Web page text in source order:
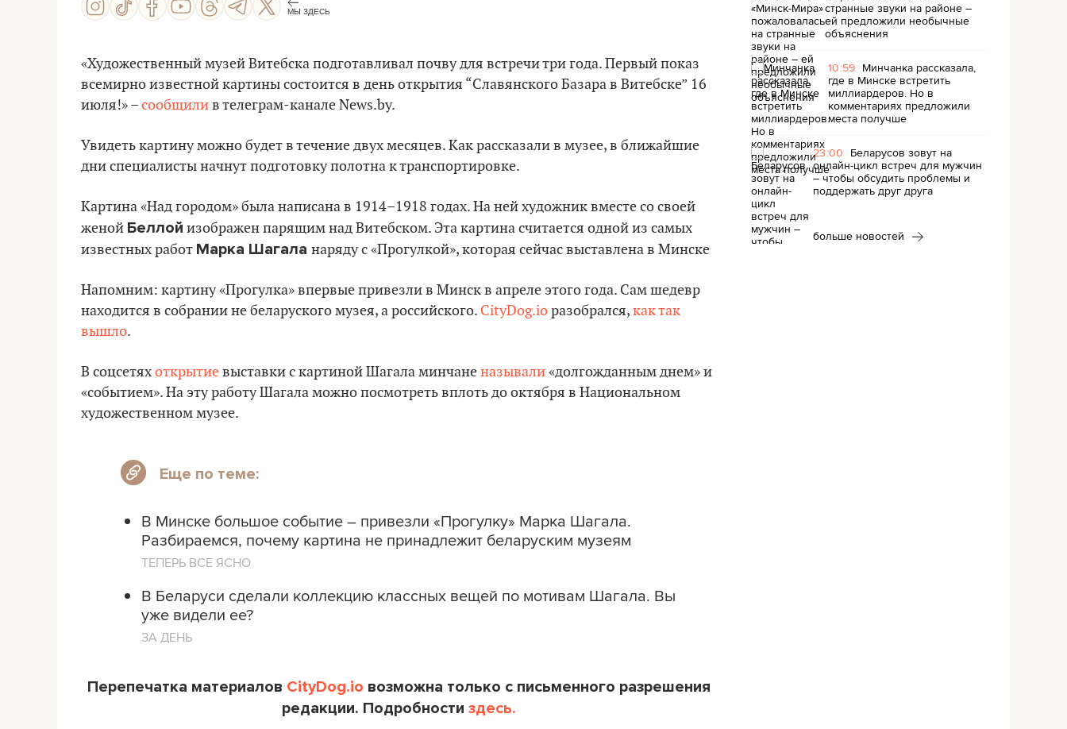
МЫ ЗДЕСЬ
«Художественный музей Витебска подготавливал почву для встречи три года. Первый показ
всемирно известной картины состоится в день открытия “Славянского Базара в Витебске” 16
июля!» –сообщилив телеграм-канале News.by.
Увидеть картину можно будет в течение двух месяцев. Как рассказали в музее, в ближайшие
дни специалисты начнут подготовку полотна к транспортировке.
Картина «Над городом» была написана в 1914–1918 годах. На ней художник вместе со своей
женой Беллой изображен парящим над Витебском. Эта картина считается одной из самых
известных работ Марка Шагала наряду с «Прогулкой», которая сейчас выставлена в Минске
Напомним: картину «Прогулка» впервые привезли в Минск в апреле этого года. Сам шедевр
находится в собрании не беларуского музея, а российского. CityDog.ioразобрался,как так
вышло.
В соцсетяхоткрытиевыставки с картиной Шагала минчаненазывали«долгожданным днем» и
«событием». На эту работу Шагала можно посмотреть вплоть до октября в Национальном
художественном музее.
Еще по теме:
В Минске большое событие – привезли «Прогулку» Марка Шагала.
Разбираемся, почему картина не принадлежит беларуским музеям
ТЕПЕРЬ ВСЕ ЯСНО
В Беларуси сделали коллекцию классных вещей по мотивам Шагала. Вы
уже видели ее?
ЗА ДЕНЬ
Перепечатка материалов CityDog.io возможна только с письменного разрешения
редакции. Подробности здесь.
странные звуки на районе –
ей предложили необычные
объяснения
10:59 Минчанка рассказала,
где в Минске встретить
миллиардеров. Но в
комментариях предложили
места получше
23:00 Беларусов зовут на
онлайн-цикл встреч для мужчин
– чтобы обсудить проблемы и
поддержать друг друга
больше новостей